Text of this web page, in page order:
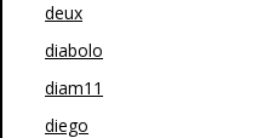
deux
diabolo
diam11
diego